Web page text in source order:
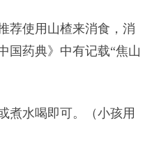
荐使用山楂来消食，消
国药典》中有记载“焦山
煮水喝即可。（小孩用